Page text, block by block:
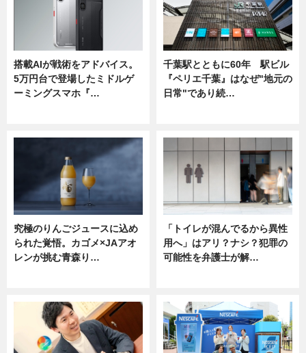
搭載AIが戦術をアドバイス。
5万円台で登場したミドルゲ
ーミングスマホ『…
千葉駅とともに60年 駅ビル
『ペリエ千葉』はなぜ"地元の
日常"であり続…
究極のりんごジュースに込め
られた覚悟。カゴメ×JAアオ
レンが挑む青森り…
「トイレが混んでるから異性
用へ」はアリ？ナシ？犯罪の
可能性を弁護士が解…